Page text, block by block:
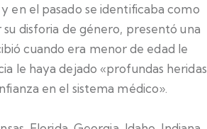
en el pasado se identificaba como
disforia de género, presentó una
cuando era menor de edad le
le haya dejado «profundas heridas
en el sistema médico».